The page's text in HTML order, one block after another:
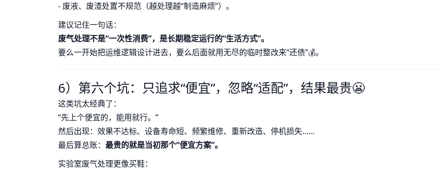
- 废液、废渣处置不规范（越处理越“制造麻烦”）。
建议记住一句话：
废气处理不是“一次性消费”，是长期稳定运行的“生活方式”。
要么一开始把运维逻辑设计进去，要么后面就用无尽的临时整改来“还债”💰。
6）第六个坑：只追求“便宜”，忽略“适配”，结果最贵😬
这类坑太经典了：
“先上个便宜的，能用就行。”
然后出现：效果不达标、设备寿命短、频繁维修、重新改造、停机损失……
最后算总账： 最贵的就是当初那个“便宜方案”。
实验室废气处理更像买鞋：